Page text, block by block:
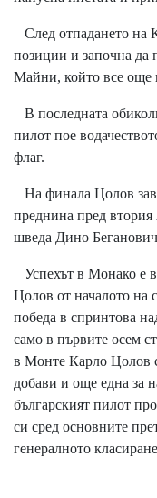
След отпадането на
позиции и започна да
Майни, който все още
В последната
пилот пое
флаг.
На финала Цолов
преднина пред втория
шведа Дино
Успехът в Монако е
Цолов от началото на
победа в спринтова
само в първите осем
в Монте Карло Цолов
добави и още една за
българският пилот
си сред основните
генералното